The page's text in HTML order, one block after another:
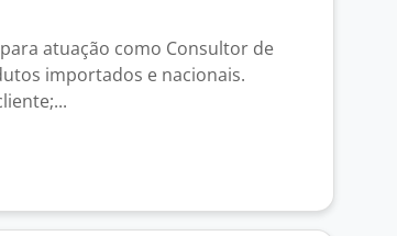
atuação como Consultor de
importados e nacionais.